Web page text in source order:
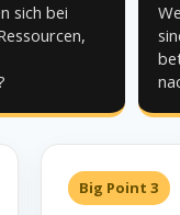
sich bei
Big Point 3